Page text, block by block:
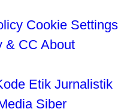
Cookie Settings
& CC About
Etik Jurnalistik
Siber